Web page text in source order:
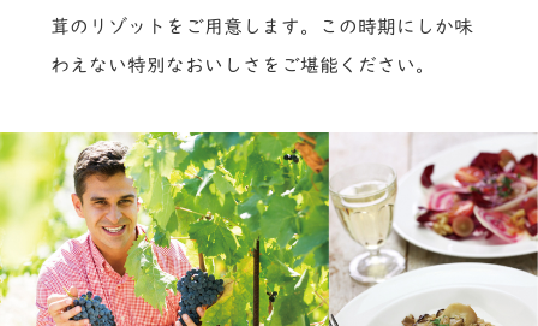
茸のリゾットをご用意します。この時期にしか味
わえない特別なおいしさをご堪能ください。